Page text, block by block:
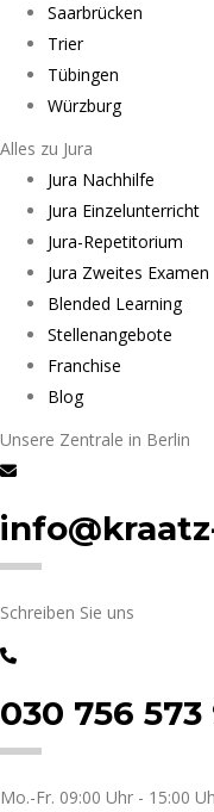
Saarbrücken
Trier
Tübingen
Würzburg
Alles zu Jura
Jura Nachhilfe
Jura Einzelunterricht
Jura-Repetitorium
Jura Zweites Examen
Blended Learning
Stellenangebote
Franchise
Blog
Unsere Zentrale in Berlin
Schreiben Sie uns
030 756 573
Mo.-Fr. 09:00 Uhr - 15:00